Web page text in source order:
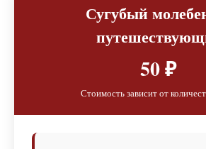
Сугубый
50 ₽
Стоимость зависит от